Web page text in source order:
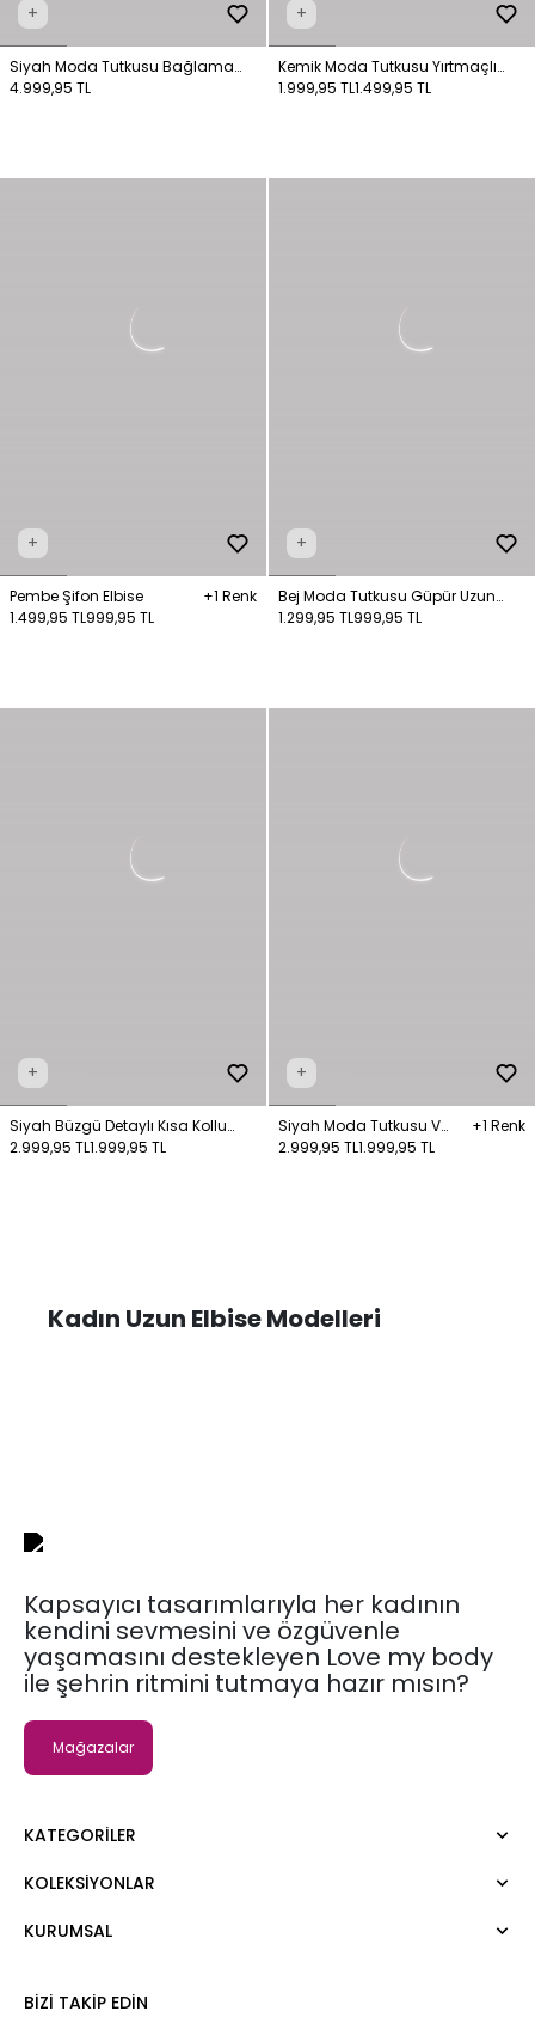
+
Siyah Moda Tutkusu Bağlama
Detaylı Elbise
4.999,95 TL
+
Kemik Moda Tutkusu Yırtmaçlı
Uzun Elbise
1.999,95 TL1.499,95 TL
+
Pembe Şifon Elbise
+1 Renk
1.499,95 TL999,95 TL
+
Bej Moda Tutkusu Güpür Uzun
Elbise
1.299,95 TL999,95 TL
+
Siyah Büzgü Detaylı Kısa Kollu
Örme Elbise
2.999,95 TL1.999,95 TL
+
Siyah Moda Tutkusu V
Yaka Kolsuz Uzun Elbise
+1 Renk
2.999,95 TL1.999,95 TL
Kadın Uzun Elbise Modelleri
Kapsayıcı tasarımlarıyla her kadının
kendini sevmesini ve özgüvenle
yaşamasını destekleyen Love my body
ile şehrin ritmini tutmaya hazır mısın?
Mağazalar
KATEGORILER
Elbise
Tişört
KOLEKSIYONLAR
Moda Tutkusu
KURUMSAL
Kurumsal Satış
BIZI TAKIP EDIN